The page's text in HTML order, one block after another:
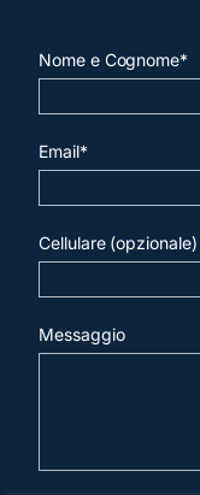
Nome e Cognome*
Email*
Cellulare (opzionale)
Messaggio